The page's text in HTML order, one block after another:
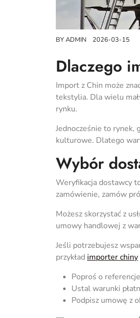
BYADMIN 2026-03-15
Dlaczego
Import z Chin może
tekstylia. Dla wielu
rynku.
Jednocześnie to rynek,
kulturowe. Dlatego
Wybór
Weryfikacja dostawcy
zamówienie, zamów
Możesz skorzystać z
umowy handlowej z
Jeśli potrzebujesz
przykład importer chiny
Poproś o
Ustal warunki
Podpisz umowę z